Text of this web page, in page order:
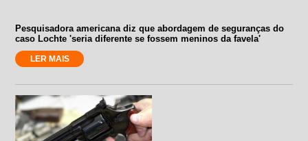
Pesquisadora americana diz que abordagem de seguranças do
caso Lochte 'seria diferente se fossem meninos da favela'
LER MAIS